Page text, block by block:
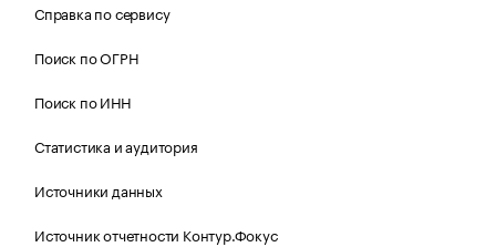
Справка по сервису
Поиск по ОГРН
Поиск по ИНН
Статистика и аудитория
Источники данных
Источник отчетности Контур.Фокус